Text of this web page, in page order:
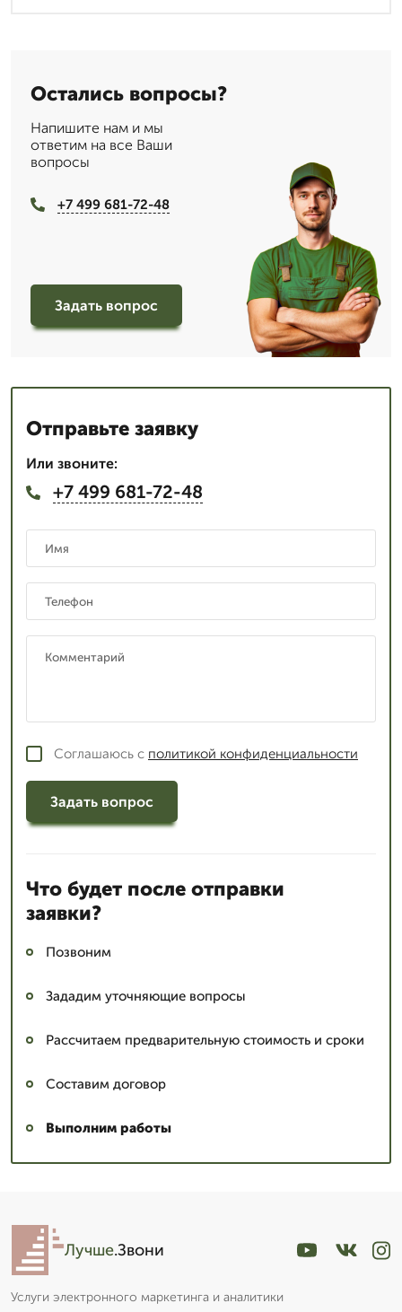
Остались вопросы?
Напишите нам и мы
ответим на все Ваши
вопросы
+7 499 681-72-48
Задать вопрос
Отправьте заявку
Или звоните:
+7 499 681-72-48
Соглашаюсь с политикой конфиденциальности
Задать вопрос
Что будет после отправки
заявки?
Позвоним
Зададим уточняющие вопросы
Рассчитаем предварительную стоимость и сроки
Составим договор
Выполним работы
Лучше.Звони
Услуги электронного маркетинга и аналитики